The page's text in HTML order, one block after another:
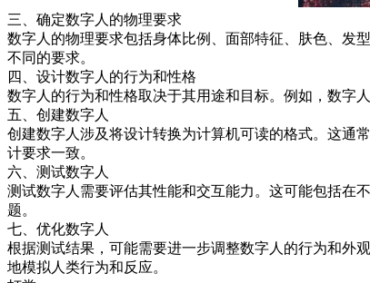
三、确定数字人的物理要求
数字人的物理要求包括身体比例、面部特征、肤色、发
不同的要求。
四、设计数字人的行为和性格
数字人的行为和性格取决于其用途和目标。例如，数字
五、创建数字人
创建数字人涉及将设计转换为计算机可读的格式。这通
计要求一致。
六、测试数字人
测试数字人需要评估其性能和交互能力。这可能包括在
题。
七、优化数字人
根据测试结果，可能需要进一步调整数字人的行为和外
地模拟人类行为和反应。